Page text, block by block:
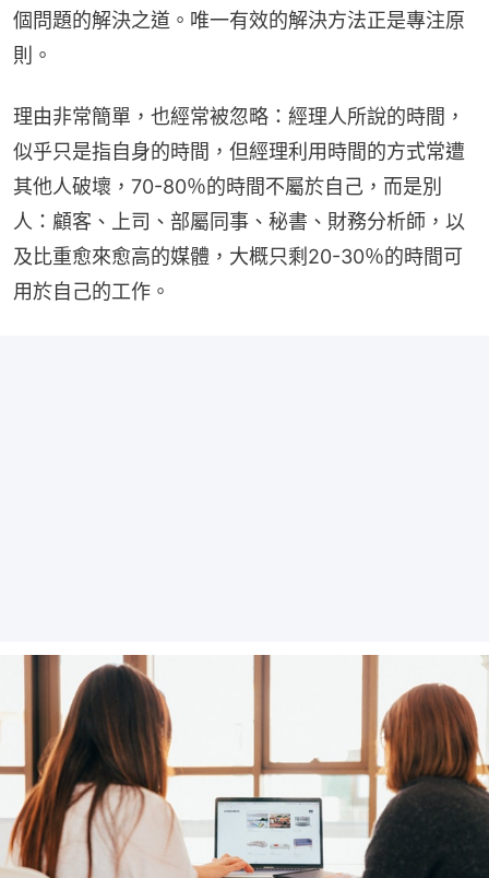
個問題的解決之道。唯一有效的解決方法正是專注原
則。
理由非常簡單，也經常被忽略：經理人所說的時間，
似乎只是指自身的時間，但經理利用時間的方式常遭
其他人破壞，70-80％的時間不屬於自己，而是別
人：顧客、上司、部屬同事、秘書、財務分析師，以
及比重愈來愈高的媒體，大概只剩20-30％的時間可
用於自己的工作。